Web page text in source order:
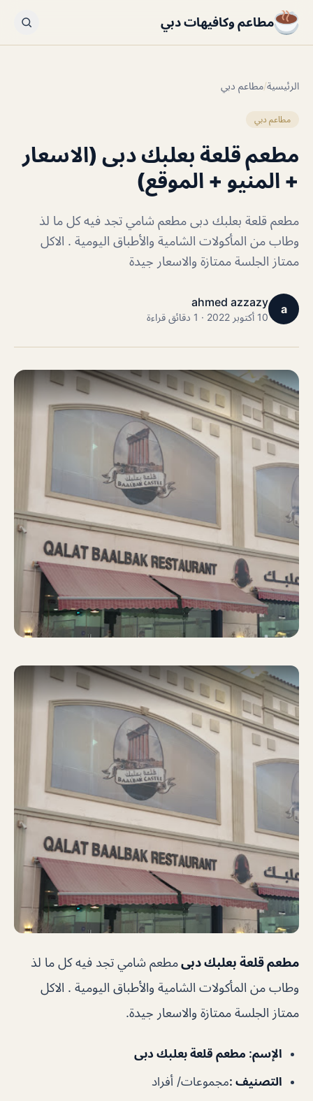
مطاعم وكافيهات دبي
الرئيسية/مطاعم دبي
مطاعم دبي
مطعم قلعة بعلبك دبى (الاسعار
+ المنيو + الموقع)
مطعم قلعة بعلبك دبى مطعم شامي تجد فيه كل ما لذ
وطاب من المأكولات الشامية والأطباق اليومية . الاكل
ممتاز الجلسة ممتازة والاسعار جيدة
a
ahmed azzazy
10 أكتوبر 2022 · 1 دقائق قراءة
مطعم قلعة بعلبك دبىمطعم شامي تجد فيه كل ما لذ
وطاب من المأكولات الشامية والأطباق اليومية . الاكل
ممتاز الجلسة ممتازة والاسعار جيدة.
الإسم: مطعم قلعة بعلبك دبى
التصنيف :مجموعات/ أفراد